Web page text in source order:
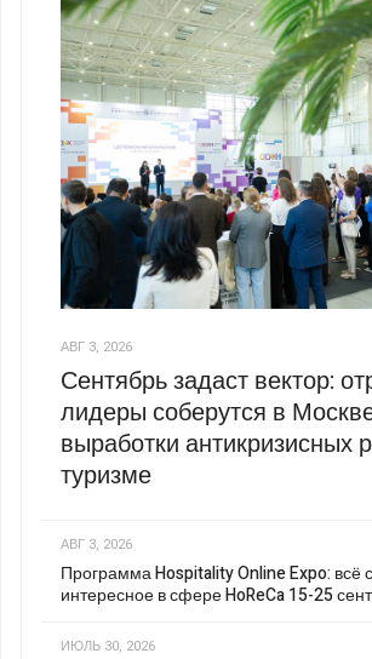
АВГ 3, 2026
Сентябрь задаст вектор:
лидеры соберутся в
выработки антикризисных
туризме
АВГ 3, 2026
Программа Hospitality Online Expo: всё
интересное в сфере HoReCa 15-25
ИЮЛЬ 30, 2026